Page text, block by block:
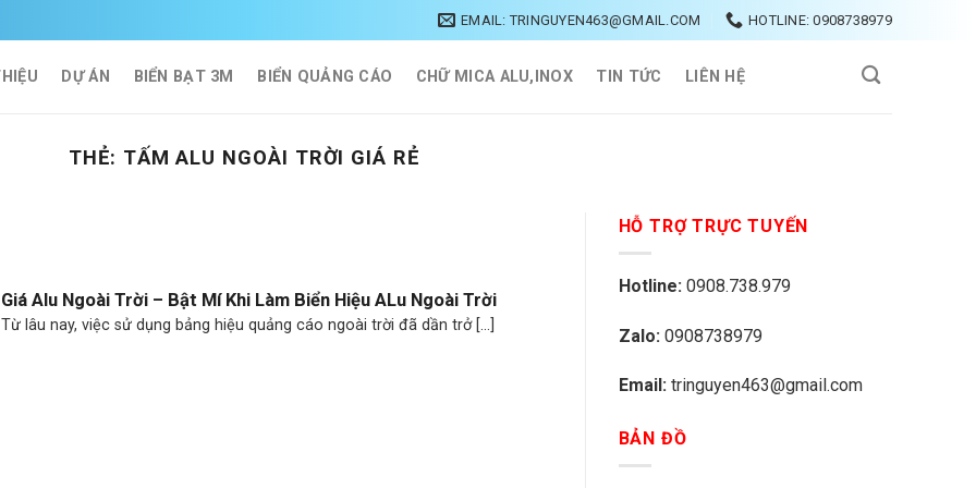
EMAIL: TRINGUYEN463@GMAIL.COM HOTLINE: 0908738979
DỰ ÁN BIỂN BẠT 3M BIỂN QUẢNG CÁO CHỮ MICA ALU,INOX TIN TỨC LIÊN HỆ
THẺ: TẤM ALU NGOÀI TRỜI GIÁ RẺ
Giá Alu Ngoài Trời – Bật Mí Khi Làm Biển Hiệu ALu Ngoài Trời
Từ lâu nay, việc sử dụng bảng hiệu quảng cáo ngoài trời đã dần trở [...]
HỖ TRỢ TRỰC TUYẾN
Hotline: 0908.738.979
Zalo: 0908738979
Email: tringuyen463@gmail.com
BẢN ĐỒ